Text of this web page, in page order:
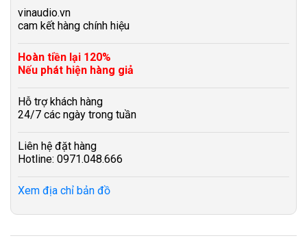
vinaudio.vn
cam kết hàng chính hiệu
Hoàn tiền lại 120%
Nếu phát hiện hàng giả
Hỗ trợ khách hàng
24/7 các ngày trong tuần
Liên hệ đặt hàng
Hotline: 0971.048.666
Xem địa chỉ bản đồ